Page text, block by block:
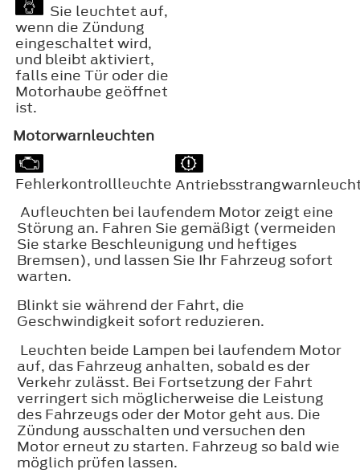
Sie leuchtet auf,
wenn die Zündung
eingeschaltet wird,
und bleibt aktiviert,
falls eine Tür oder die
Motorhaube geöffnet
ist.
Motorwarnleuchten
Fehlerkontrollleuchte
Aufleuchten bei laufendem Motor zeigt eine
Störung an. Fahren Sie gemäßigt (vermeiden
Sie starke Beschleunigung und heftiges
Bremsen), und lassen Sie Ihr Fahrzeug sofort
warten.
Blinkt sie während der Fahrt, die
Geschwindigkeit sofort reduzieren.
Leuchten beide Lampen bei laufendem Motor
auf, das Fahrzeug anhalten, sobald es der
Verkehr zulässt. Bei Fortsetzung der Fahrt
verringert sich möglicherweise die Leistung
des Fahrzeugs oder der Motor geht aus. Die
Zündung ausschalten und versuchen den
Motor erneut zu starten. Fahrzeug so bald wie
möglich prüfen lassen.